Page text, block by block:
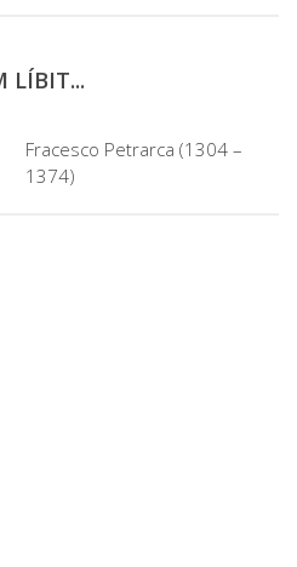
LÍBIT...
Fracesco Petrarca (1304 –
1374)